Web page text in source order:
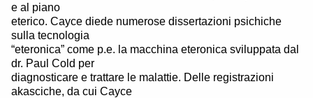
e al piano
eterico. Cayce diede numerose dissertazioni psichiche
sulla tecnologia
“eteronica” come p.e. la macchina eteronica sviluppata dal
dr. Paul Cold per
diagnosticare e trattare le malattie. Delle registrazioni
akasciche, da cui Cayce